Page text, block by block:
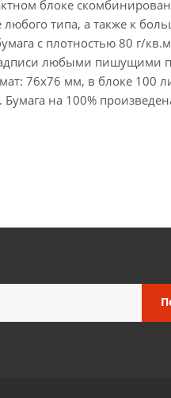
блоке
типа, а также к
с плотностью 80 г/
любыми пишущими
76х76 мм, в блоке 100
на 100%